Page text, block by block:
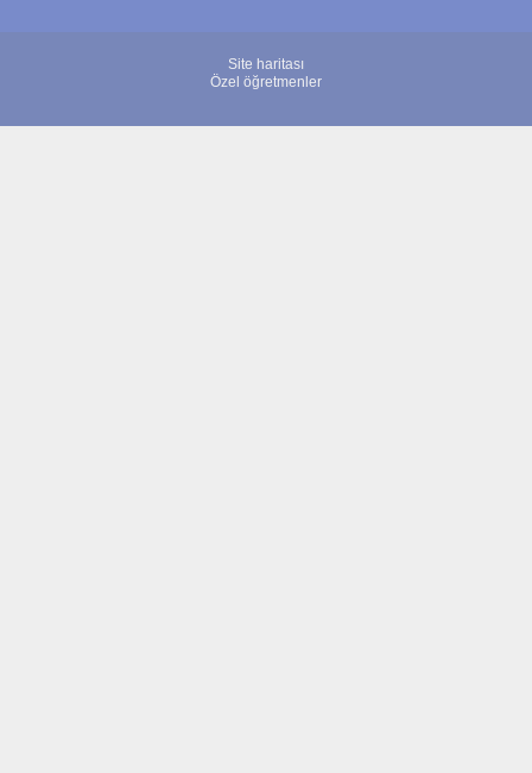
Site haritası
Özel öğretmenler